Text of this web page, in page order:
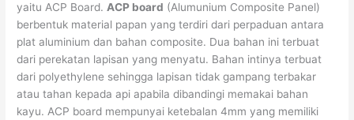
yaitu ACP Board.ACP board (Alumunium Composite Panel)
berbentuk material papan yang terdiri dari perpaduan antara
plat aluminium dan bahan composite. Dua bahan ini terbuat
dari perekatan lapisan yang menyatu. Bahan intinya terbuat
dari polyethylene sehingga lapisan tidak gampang terbakar
atau tahan kepada api apabila dibandingi memakai bahan
kayu. ACP board mempunyai ketebalan 4mm yang memiliki